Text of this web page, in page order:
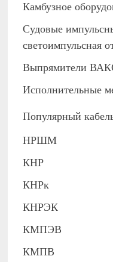
Камбузное
Судовые
светоимпульсная
Выпрямители
Исполнительные
Популярный
НРШМ
КНР
КНРк
КНРЭК
КМПЭВ
КМПВ